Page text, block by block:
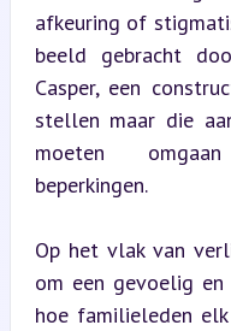
afkeuring of
beeld gebracht
Casper, een
stellen maar die
moeten
beperkingen.
Op het vlak van
om een gevoelig
hoe familieleden